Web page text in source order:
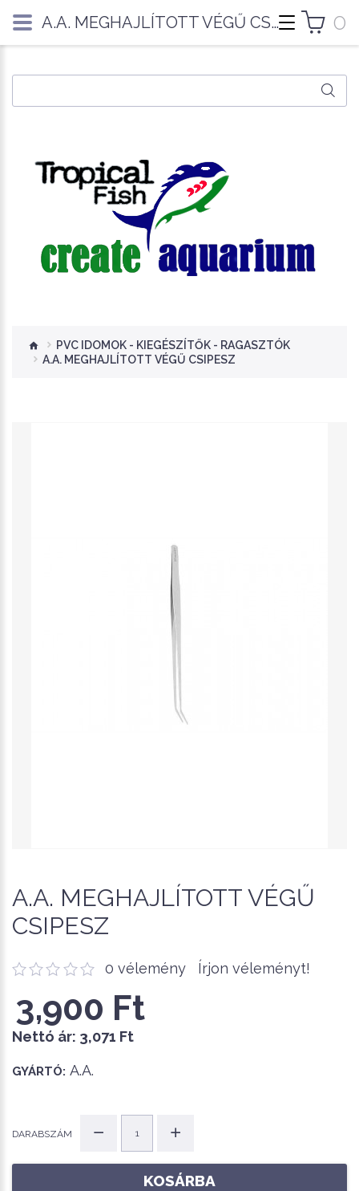
0
PVC IDOMOK - KIEGÉSZÍTŐK - RAGASZTÓK
A.A. MEGHAJLÍTOTT VÉGŰ CSIPESZ
A.A. MEGHAJLÍTOTT VÉGŰ
CSIPESZ
0 vélemény Írjon véleményt!
3,900 Ft
Nettó ár: 3,071 Ft
GYÁRTÓ: A.A.
DARABSZÁM
KOSÁRBA
A.A. MEGHAJLÍTOTT VÉGŰ CSIPESZ